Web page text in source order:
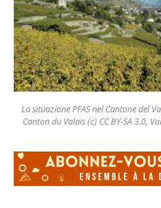
La situazione PFAS nel Cantone del
Canton du Valais (c) CC BY-SA 3.0,